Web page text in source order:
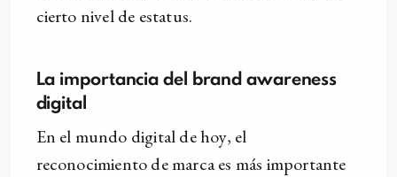
cierto nivel de estatus.
La importancia del brand awareness
digital
En el mundo digital de hoy, el
reconocimiento de marca es más importante